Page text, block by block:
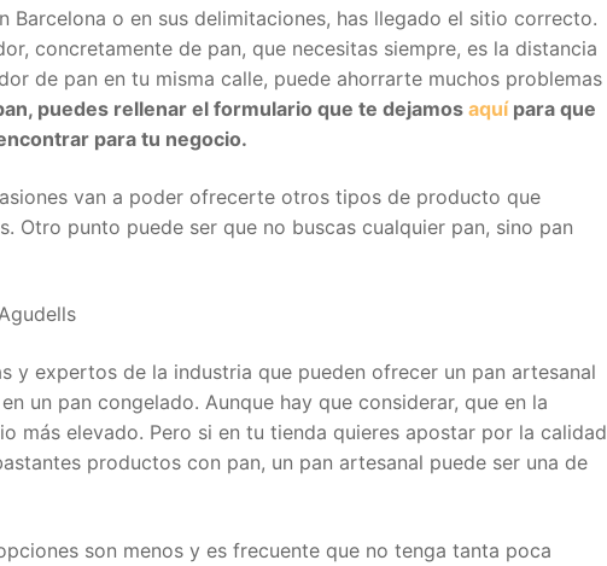
Barcelona o en sus delimitaciones, has llegado el sitio correcto.
concretamente de pan, que necesitas siempre, es la distancia
de pan en tu misma calle, puede ahorrarte muchos problemas
puedes rellenar el formulario que te dejamos aquípara que
para tu negocio.
van a poder ofrecerte otros tipos de producto que
Otro punto puede ser que no buscas cualquier pan, sino pan
y expertos de la industria que pueden ofrecer un pan artesanal
un pan congelado. Aunque hay que considerar, que en la
más elevado. Pero si en tu tienda quieres apostar por la calidad
productos con pan, un pan artesanal puede ser una de
son menos y es frecuente que no tenga tanta poca